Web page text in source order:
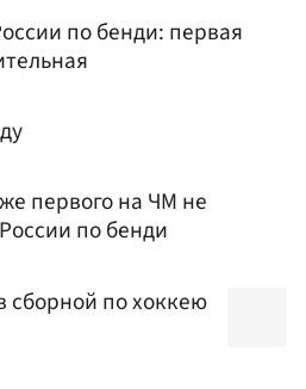
по бенди: первая
первого на ЧМ не
по бенди
сборной по хоккею